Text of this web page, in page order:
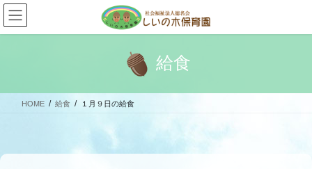
コ
ン
テ
ス
ナ
ビ
ゲ
ン
給食
HOME 給食 １月９日の給食